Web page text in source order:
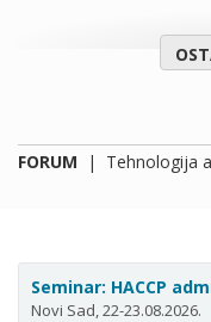
FORUM | Tehnologija
Seminar: HACCP
Novi Sad, 22-23.08.2026.